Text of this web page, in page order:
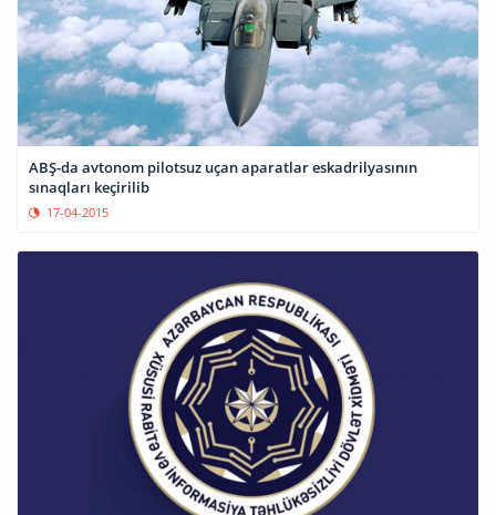
ABŞ-da avtonom pilotsuz uçan aparatlar eskadrilyasının
sınaqları keçirilib
17-04-2015